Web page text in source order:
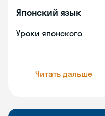
Японский язык
Уроки японского
Читать дальше